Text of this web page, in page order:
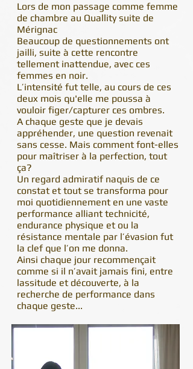
Lors de mon passage comme femme
de chambre au Quallity suite de
Mérignac
Beaucoup de questionnements ont
jailli, suite à cette rencontre
tellement inattendue, avec ces
femmes en noir.
L’intensité fut telle, au cours de ces
deux mois qu'elle me poussa à
vouloir figer/capturer ces ombres.
A chaque geste que je devais
appréhender, une question revenait
sans cesse. Mais comment font-elles
pour maîtriser à la perfection, tout
ça?
Un regard admiratif naquis de ce
constat et tout se transforma pour
moi quotidiennement en une vaste
performance alliant technicité,
endurance physique et ou la
résistance mentale par l’évasion fut
la clef que l’on me donna.
Ainsi chaque jour recommençait
comme si il n’avait jamais fini, entre
lassitude et découverte, à la
recherche de performance dans
chaque geste...